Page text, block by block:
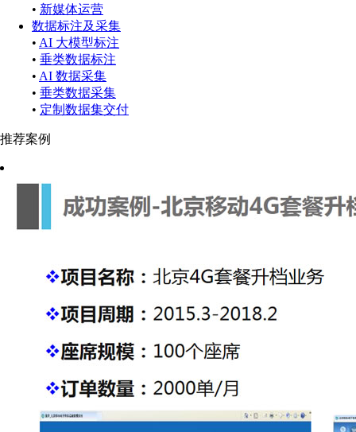
• 新媒体运营
数据标注及采集
• AI 大模型标注
• 垂类数据标注
• AI 数据采集
• 垂类数据采集
• 定制数据集交付
推荐案例